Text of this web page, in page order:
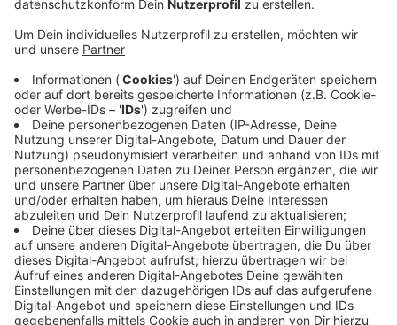
B8-Center erst 2010 eröffnet
Anzeige
Das B8-Center war erst 2010 eröffnet worden. Heute
spricht die Stadt von einem "Fachmarktzentrum ohne
städtebauliche Qualität" an der Werdener- und
Erkrather Straße.
Anzeige
Sozial geförderte Wohnungen